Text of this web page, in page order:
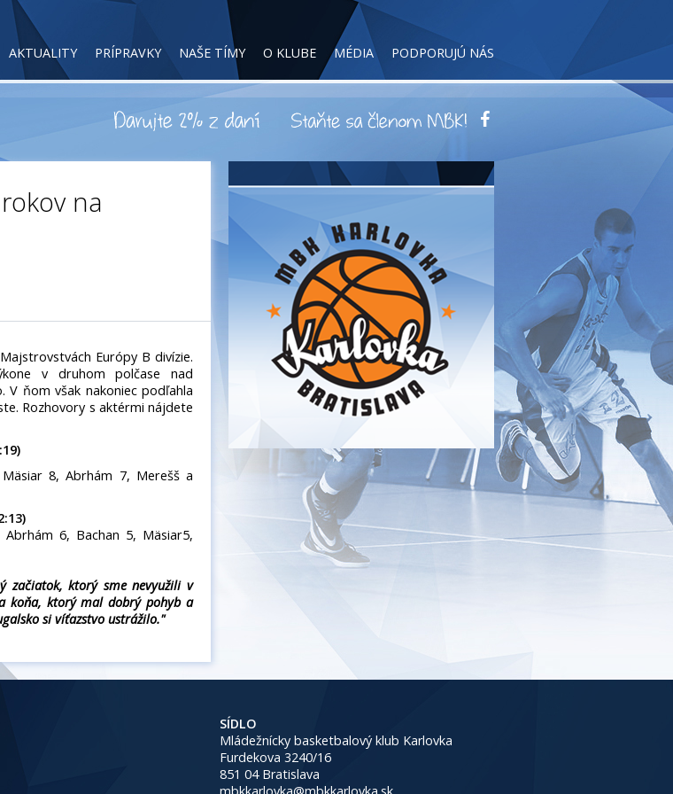
AKTUALITY PRÍPRAVKY NAŠE TÍMY O KLUBE MÉDIA PODPORUJÚ NÁS
na
Európy B divízie.
v druhom polčase nad
V ňom však nakoniec podľahla
Rozhovory s aktérmi nájdete
8, Abrhám 7, Merešš a
6, Bachan 5, Mäsiar5,
začiatok, ktorý sme nevyužili v
koňa, ktorý mal dobrý pohyb a
si víťazstvo ustrážilo."
SÍDLO
Mládežnícky basketbalový klub Karlovka
Furdekova 3240/16
851 04 Bratislava